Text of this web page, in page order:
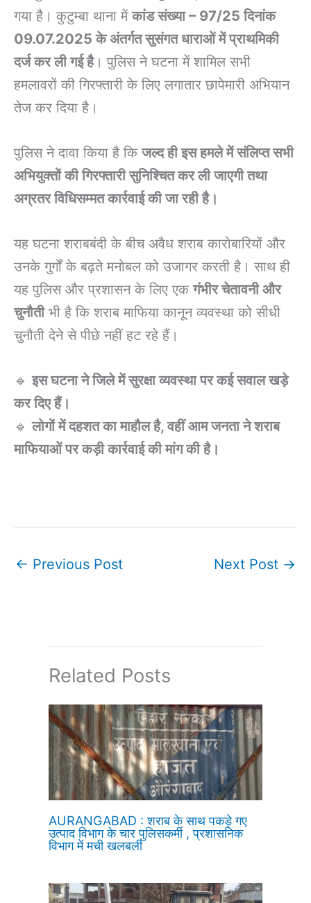
गया है। कुटुम्बा थाना मेंकांड संख्या – 97/25 दिनांक
09.07.2025 के अंतर्गत सुसंगत धाराओं में प्राथमिकी
दर्ज कर ली गई है। पुलिस ने घटना में शामिल सभी
हमलावरों की गिरफ्तारी के लिए लगातार छापेमारी अभियान
तेज कर दिया है।
पुलिस ने दावा किया है किजल्द ही इस हमले में संलिप्त सभी
अभियुक्तों की गिरफ्तारी सुनिश्चित कर ली जाएगी तथा
अग्रतर विधिसम्मत कार्रवाई की जा रही है।
यह घटना शराबबंदी के बीच अवैध शराब कारोबारियों और
उनके गुर्गों के बढ़ते मनोबल को उजागर करती है। साथ ही
यह पुलिस और प्रशासन के लिए एकगंभीर चेतावनी और
चुनौतीभी है कि शराब माफिया कानून व्यवस्था को सीधी
चुनौती देने से पीछे नहीं हट रहे हैं।
🔹इस घटना ने जिले में सुरक्षा व्यवस्था पर कई सवाल खड़े
कर दिए हैं।
🔹लोगों में दहशत का माहौल है, वहीं आम जनता ने शराब
माफियाओं पर कड़ी कार्रवाई की मांग की है।
← Previous Post Next Post →
Related Posts
AURANGABAD : शराब के साथ पकड़े गए
उत्पाद विभाग के चार पुलिसकर्मी , प्रशासनिक
विभाग में मची खलबली